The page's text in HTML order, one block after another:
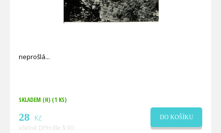
neprošlá
SKLADEM (H) (1 KS)
28 Kč
včetně DPH dle § 90
DO KOŠÍKU